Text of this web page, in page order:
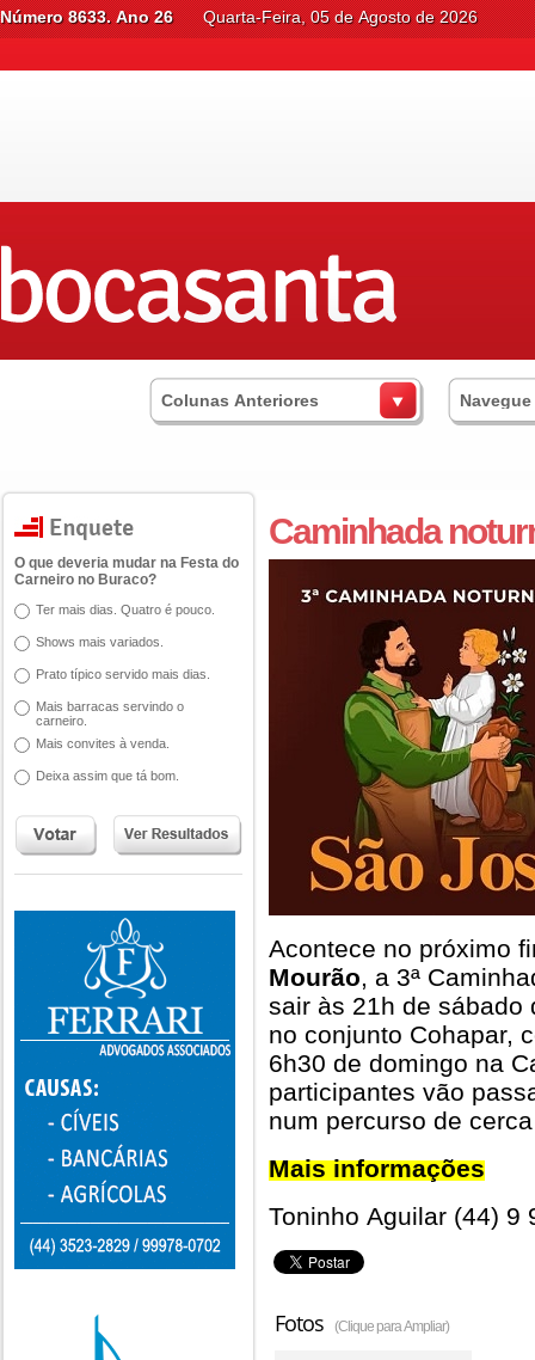
Número 8633. Ano 26 Quarta-Feira, 05 de Agosto de 2026
Colunas Anteriores
O que deveria mudar na Festa do
Carneiro no Buraco?
Ter mais dias. Quatro é pouco.
Shows mais variados.
Prato típico servido mais dias.
Mais barracas servindo o
carneiro.
Mais convites à venda.
Deixa assim que tá bom.
Caminhada
Acontece no próximo
Mourão, a 3ª
sair às 21h de sábado
no conjunto Cohapar,
6h30 de domingo na
participantes vão
num percurso de
Mais informações
Toninho Aguilar (44) 9
Fotos (Clique para Ampliar)